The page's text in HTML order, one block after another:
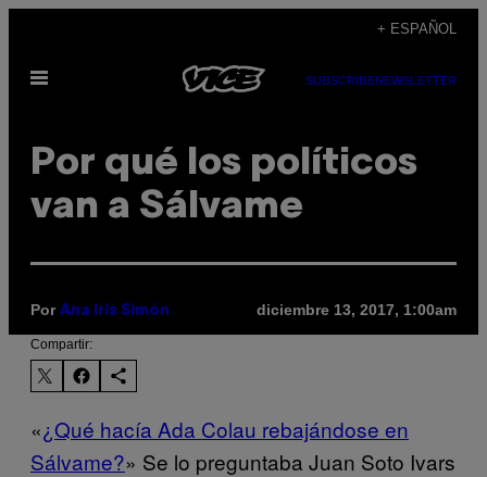
contenido
+ ESPAÑOL
Abrir
SUBSCRIBENEWSLETTER
Por qué los políticos
van a Sálvame
Por Ana Iris Simón diciembre 13, 2017, 1:00am
Compartir:
«¿Qué hacía Ada Colau rebajándose en
Sálvame?» Se lo preguntaba Juan Soto Ivars